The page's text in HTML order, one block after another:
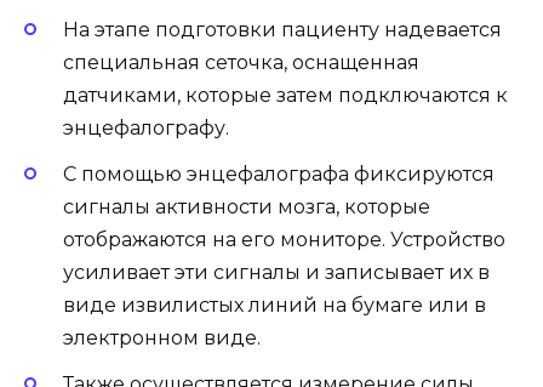
На этапе подготовки пациенту надевается
специальная сеточка, оснащенная
датчиками, которые затем подключаются к
энцефалографу.
С помощью энцефалографа фиксируются
сигналы активности мозга, которые
отображаются на его мониторе. Устройство
усиливает эти сигналы и записывает их в
виде извилистых линий на бумаге или в
электронном виде.